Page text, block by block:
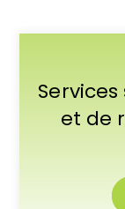
et de